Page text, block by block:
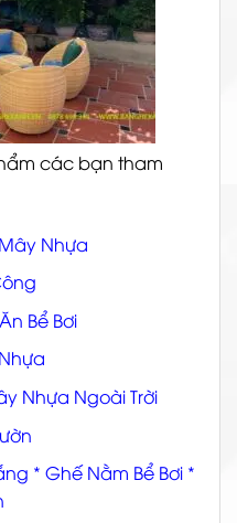
các bạn tham
Nhựa
Bể Bơi
Nhựa Ngoài Trời
* Ghế Nằm Bể Bơi *